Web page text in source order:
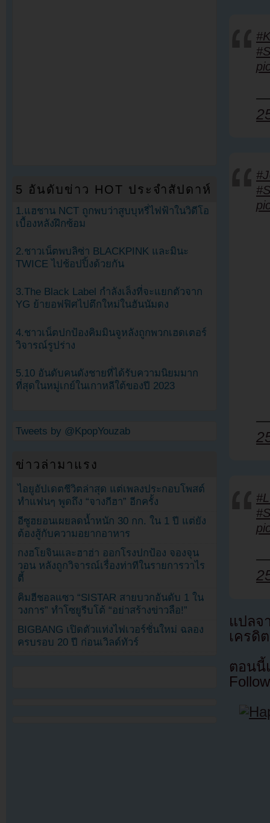
—
—
—
แปล
เครดิ
ตอนนี้
5 อันดับข่าว HOT ประจำสัปดาห์
1.แฮชาน NCT ถูกพบว่าสูบบุหรี่ไฟฟ้าในวิดีโอ
เบื้องหลังฝึกซ้อม
2.ชาวเน็ตพบลิซ่า BLACKPINK และมินะ
TWICE ไปช้อปปิ้งด้วยกัน
3.The Black Label กำลังเล็งที่จะแยกตัวจาก
YG ย้ายอฟฟิศไปตึกใหม่ในฮันนัมดง
4.ชาวเน็ตปกป้องคิมมินจูหลังถูกพวกเฮดเตอร์
วิจารณ์รูปร่าง
5.10 อันดับคนดังชายที่ได้รับความนิยมมาก
ที่สุดในหมู่เกย์ในเกาหลีใต้ของปี 2023
Tweets by @KpopYouzab
ข่าวล่ามาแรง
ไอยูอัปเดตชีวิตล่าสุด แต่เพลงประกอบโพสต์
ทำแฟนๆ พูดถึง “จางกีฮา” อีกครั้ง
อีซูฮยอนเผยลดน้ำหนัก 30 กก. ใน 1 ปี แต่ยัง
ต้องสู้กับความอยากอาหาร
กงฮโยจินและฮาฮ่า ออกโรงปกป้อง จองจุน
วอน หลังถูกวิจารณ์เรื่องท่าทีในรายการวาไร
ตี้
คิมฮีชอลแซว “SISTAR สายบวกอันดับ 1 ใน
วงการ” ทำโซยูรีบโต้ “อย่าสร้างข่าวลือ!”
BIGBANG เปิดตัวแท่งไฟเวอร์ชั่นใหม่ ฉลอง
ครบรอบ 20 ปี ก่อนเวิลด์ทัวร์